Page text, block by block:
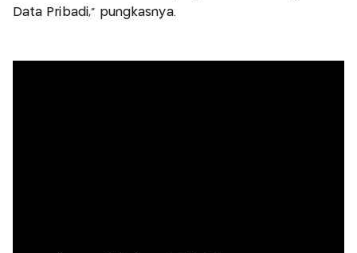
Data Pribadi,” pungkasnya.